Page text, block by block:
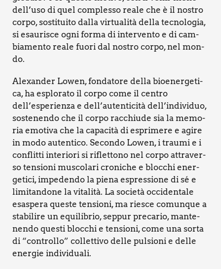
dell’uso di quel com­ples­so rea­le che è il nostro
cor­po, sosti­tui­to dal­la vir­tua­li­tà del­la tec­no­lo­gia,
si esau­ri­sce ogni for­ma di inter­ven­to e di cam­
bia­men­to rea­le fuo­ri dal nostro cor­po, nel mon­
do.
Ale­xan­der Lowen, fon­da­to­re del­la bio­e­ner­ge­ti­
ca, ha esplo­ra­to il cor­po come il cen­tro
dell’esperienza e dell’autenticità dell’individuo,
soste­nen­do che il cor­po rac­chiu­de sia la memo­
ria emo­ti­va che la capa­ci­tà di espri­me­re e agi­re
in modo auten­ti­co. Secon­do Lowen, i trau­mi e i
con­flit­ti inte­rio­ri si riflet­to­no nel cor­po attra­ver­
so ten­sio­ni musco­la­ri cro­ni­che e bloc­chi ener­
ge­ti­ci, impe­den­do la pie­na espres­sio­ne di sé e
limi­tan­do­ne la vita­li­tà. La socie­tà occi­den­ta­le
esa­spe­ra que­ste ten­sio­ni, ma rie­sce comun­que a
sta­bi­li­re un equi­li­brio, sep­pur pre­ca­rio, man­te­
nen­do que­sti bloc­chi e ten­sio­ni, come una sor­ta
di “con­trol­lo” col­let­ti­vo del­le pul­sio­ni e del­le
ener­gie indi­vi­dua­li.